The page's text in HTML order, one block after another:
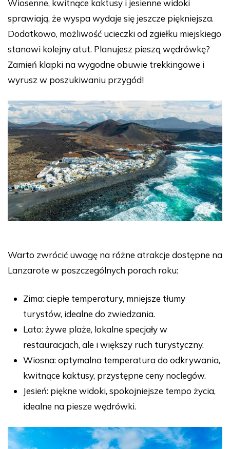
Wiosenne, kwitnące kaktusy i jesienne widoki
sprawiają, że wyspa wydaje się jeszcze piękniejsza.
Dodatkowo, możliwość ucieczki od zgiełku miejskiego
stanowi kolejny atut. Planujesz pieszą wędrówkę?
Zamień klapki na wygodne obuwie trekkingowe i
wyrusz w poszukiwaniu przygód!
Warto zwrócić uwagę na różne atrakcje dostępne na
Lanzarote w poszczególnych porach roku:
Zima: ciepłe temperatury, mniejsze tłumy
turystów, idealne do zwiedzania.
Lato: żywe plaże, lokalne specjały w
restauracjach, ale i większy ruch turystyczny.
Wiosna: optymalna temperatura do odkrywania,
kwitnące kaktusy, przystępne ceny noclegów.
Jesień: piękne widoki, spokojniejsze tempo życia,
idealne na piesze wędrówki.